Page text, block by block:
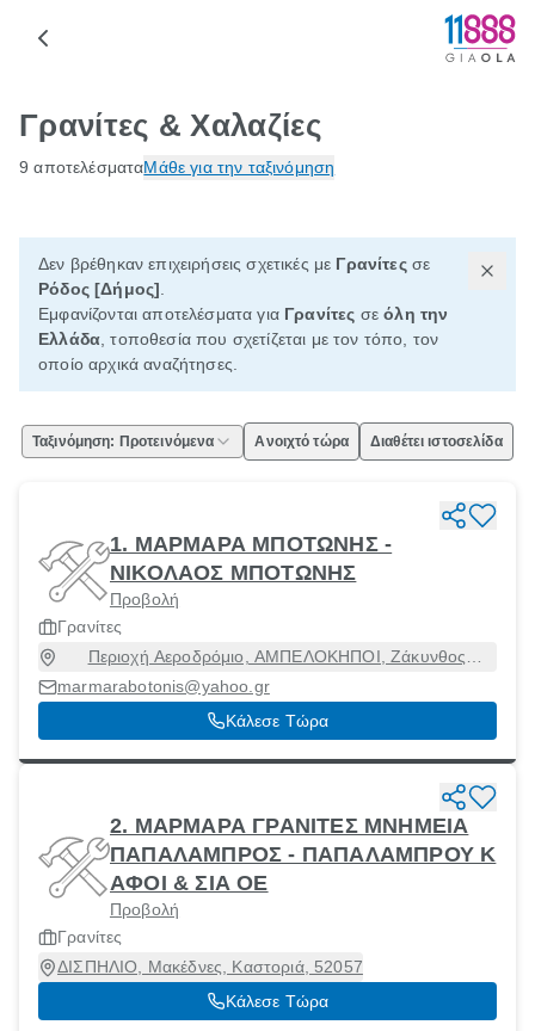
Γρανίτες & Χαλαζίες
9 αποτελέσματαΜάθε για την ταξινόμηση
Δεν βρέθηκαν επιχειρήσεις σχετικές με Γρανίτεςσε
Ρόδος [Δήμος]
Εμφανίζονται αποτελέσματα για Γρανίτες σεόλη την
Ελλάδα , τοποθεσία που σχετίζεται με τον τόπο, τον
οποίο αρχικά αναζήτησες.
Ταξινόμηση: Προτεινόμενα Ανοιχτό τώρα Διαθέτει ιστοσελίδα
1. ΜΑΡΜΑΡΑ ΜΠΟΤΩΝΗΣ -
ΝΙΚΟΛΑΟΣ ΜΠΟΤΩΝΗΣ
Προβολή
Γρανίτες
Περιοχή Αεροδρόμιο, ΑΜΠΕΛΟΚΗΠΟΙ, Ζάκυνθος
[Δήμος], Ζάκυνθος, 29100
marmarabotonis@yahoo.gr
Κάλεσε Τώρα
2. ΜΑΡΜΑΡΑ ΓΡΑΝΙΤΕΣ ΜΝΗΜΕΙΑ
ΠΑΠΑΛΑΜΠΡΟΣ - ΠΑΠΑΛΑΜΠΡΟΥ Κ
ΑΦΟΙ & ΣΙΑ ΟΕ
Προβολή
Γρανίτες
ΔΙΣΠΗΛΙΟ, Μακέδνες, Καστοριά, 52057
Κάλεσε Τώρα